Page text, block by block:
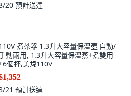
20 預計送達
110V 煮茶器 1.3升大容量保溫壺 自動/
動兩用, 1.3升大容量保溫蒸+煮雙用
個杯,美規110V
21 預計送達